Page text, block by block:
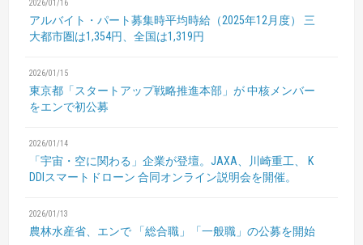
2026/01/16
アルバイト・パート募集時平均時給（2025年12月度）
三
大都市圏は1,354円、全国は1,319円
2026/01/15
東京都「スタートアップ戦略推進本部」が中核メンバー
をエンで初公募
2026/01/14
「宇宙・空に関わる」企業が登壇。JAXA、川崎重工、
K
DDIスマートドローン 合同オンライン説明会を開催。
2026/01/13
農林水産省、エンで 「総合職」「一般職」の公募を開始